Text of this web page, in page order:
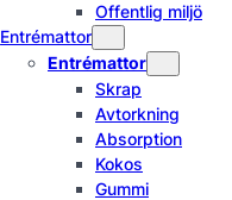
Offentlig miljö
Entrémattor
Entrémattor
Skrap
Avtorkning
Absorption
Kokos
Gummi